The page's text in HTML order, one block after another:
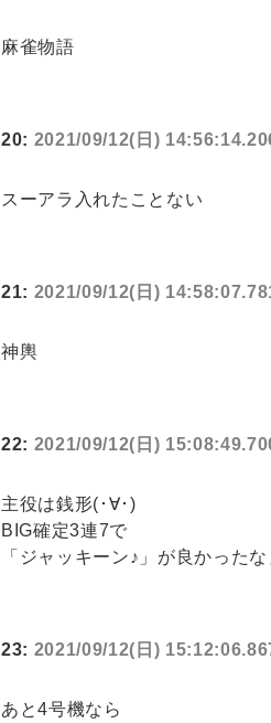
麻雀物語
20: 2021/09/12(日)
スーアラ入れたことない
21: 2021/09/12(日)
神輿
22: 2021/09/12(日)
主役は銭形(･∀･)
BIG確定3連7で
「ジャッキーン♪」が良かったな
23: 2021/09/12(日)
あと4号機なら